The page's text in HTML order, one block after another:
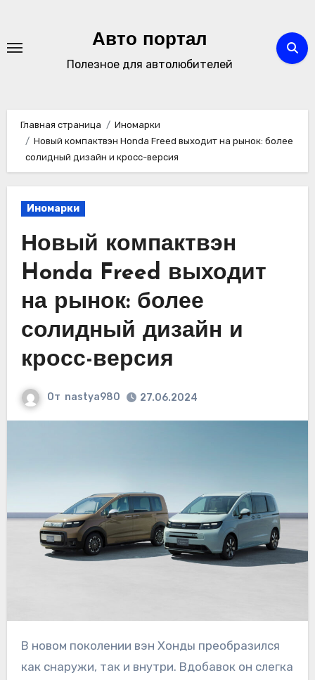
содержимому
Авто портал
Полезное для автолюбителей
Главная страница
Иномарки
Новый компактвэн Honda Freed выходит на рынок: более
солидный дизайн и кросс-версия
Иномарки
Новый компактвэн
Honda Freed выходит
на рынок: более
солидный дизайн и
кросс-версия
От nastya980 27.06.2024
В новом поколении вэн Хонды преобразился
как снаружи, так и внутри. Вдобавок он слегка